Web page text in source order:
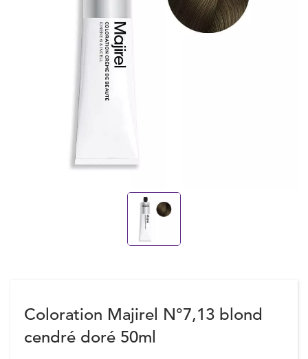
Coloration Majirel N°7,13 blond
cendré doré 50ml